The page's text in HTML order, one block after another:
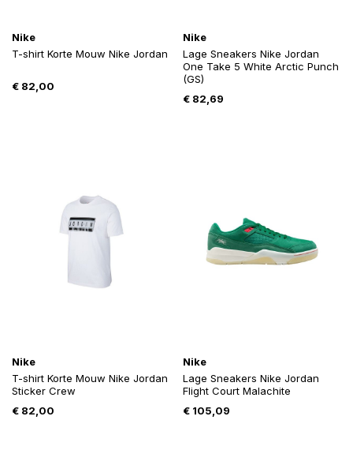
Nike
T-shirt Korte Mouw Nike Jordan
€ 82,00
Nike
Lage Sneakers Nike Jordan
One Take 5 White Arctic Punch
(GS)
€82,69
Nike
T-shirt Korte Mouw Nike Jordan
Sticker Crew
€ 82,00
Nike
Lage Sneakers Nike Jordan
Flight Court Malachite
€105,09